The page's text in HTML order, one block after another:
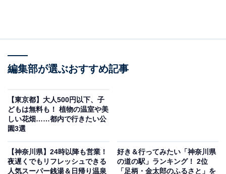
園」。昭和37年に開園したこの公園は、開港当時に外国
人居留地だった歴史ある丘の上に位置し、展望台からは
園内にはイギリス館を背景とした「イングリッシュロー
ズの庭」、四季の香りを楽しめる「香りの庭」など、約
330種・約1950株のバラが咲き誇るローズガーデンが広
がります。大仏次郎記念館や神奈川近代文学館といった
編集部が選ぶおすすめ記事
【東京都】大人500円以下、子
どもは無料も！ 植物の温室や美
しい花畑……都内で行きたい公
園3選
【神奈川県】24時以降も営業！
夜遅くでもリフレッシュできる
人気スーパー銭湯＆日帰り温泉
好き＆行ってみたい「神奈川県
の道の駅」ランキング！ 2位
「足柄・金太郎のふるさと」を